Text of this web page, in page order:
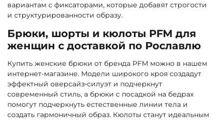
вариантам с фиксаторами, которые добавят строгости
и структурированности образу.
Брюки, шорты и кюлоты PFM для
женщин с доставкой по Рославлю
Купить женские брюки от бренда PFM можно в нашем
интернет-магазине. Модели широкого кроя создадут
эффектный оверсайз‑силуэт и подчеркнут
современный стиль, а брюки с посадкой на бедрах
помогут подчеркнуть естественные линии тела и
создать гармоничный образ. Кюлоты станут идеальным